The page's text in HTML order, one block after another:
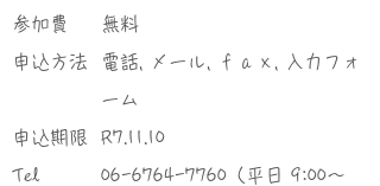
参加費
申込方法
申込期限
Tel
無料
電話, メール, ｆａｘ, 入力フォ
ーム
R7.11.10
06-6764-7760 （平日 9:00～